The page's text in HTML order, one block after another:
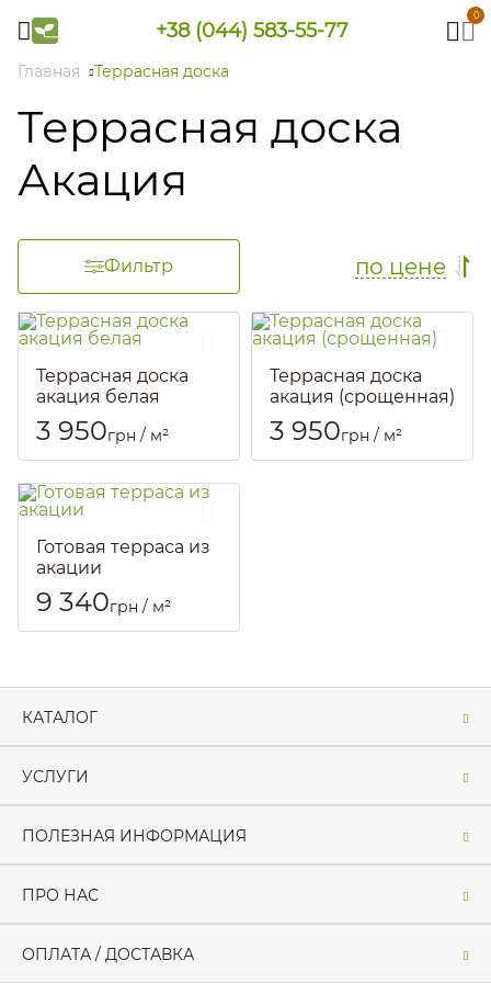
+38 (044) 583-55-77
0
Главная Террасная доска
Террасная доска
Акация
по цене
Фильтр
Террасная доска
акация белая
Артикул:: 567
3 950грн / м²
Террасная доска
акация (срощенная)
Артикул:: 1440
3 950грн / м²
Готовая терраса из
акации
Артикул:: 1439
9 340грн / м²
КАТАЛОГ
УСЛУГИ
ПОЛЕЗНАЯ ИНФОРМАЦИЯ
ПРО НАС
ОПЛАТА / ДОСТАВКА